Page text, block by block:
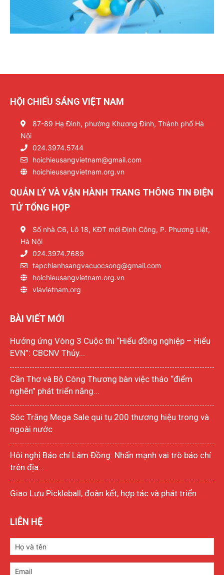
HỘI CHIẾU SÁNG VIỆT NAM
87-89 Hạ Đình, phường Khương Đình, Thành phố Hà
Nội
024.3974.5744
hoichieusangvietnam@gmail.com
hoichieusangvietnam.org.vn
QUẢN LÝ VÀ VẬN HÀNH TRANG THÔNG TIN ĐIỆN
TỬ TỔNG HỢP
Số nhà C6, Lô 18, KĐT mới Định Công, P. Phương Liệt,
Hà Nội
024.3974.7689
tapchianhsangvacuocsong@gmail.com
hoichieusangvietnam.org.vn
vlavietnam.org
BÀI VIẾT MỚI
Hưởng ứng Vòng 3 Cuộc thi “Hiểu đồng nghiệp – Hiểu
EVN”: CBCNV Thủy...
Cần Thơ và Bộ Công Thương bàn việc tháo “điểm
nghẽn” phát triển năng...
Sóc Trăng Mega Sale qui tụ 200 thương hiệu trong và
ngoài nước
Hôi nghị Báo chí Lâm Đồng: Nhấn mạnh vai trò báo chí
trên địa...
Giao Lưu Pickleball, đoàn kết, hợp tác và phát triển
LIÊN HỆ